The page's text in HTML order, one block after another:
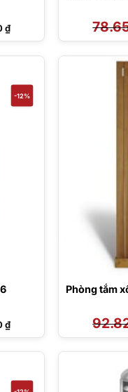
₫Giá
hiện
tại
87.868.000 ₫.
-12%
₫Giá
hiện
tại
69.150.000 ₫.
Phòng tắm